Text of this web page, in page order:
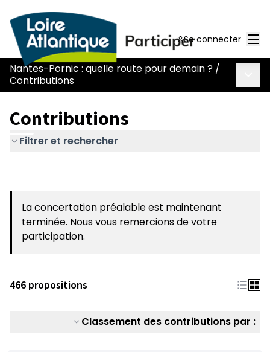
Se connecter
Nantes-Pornic : quelle route pour demain ? /
Contributions
Contributions
Filtrer et rechercher
La concertation préalable est maintenant
terminée. Nous vous remercions de votre
participation.
466 propositions
Classement des contributions par :